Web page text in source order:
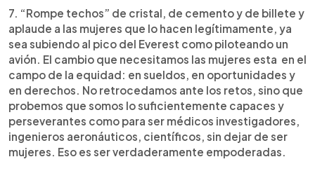
7. “Rompe techos” de cristal, de cemento y de billete y
aplaude a las mujeres que lo hacen legítimamente, ya
sea subiendo al pico del Everest como piloteando un
avión. El cambio que necesitamos las mujeres esta en el
campo de la equidad: en sueldos, en oportunidades y
en derechos. No retrocedamos ante los retos, sino que
probemos que somos lo suficientemente capaces y
perseverantes como para ser médicos investigadores,
ingenieros aeronáuticos, científicos, sin dejar de ser
mujeres. Eso es ser verdaderamente empoderadas.